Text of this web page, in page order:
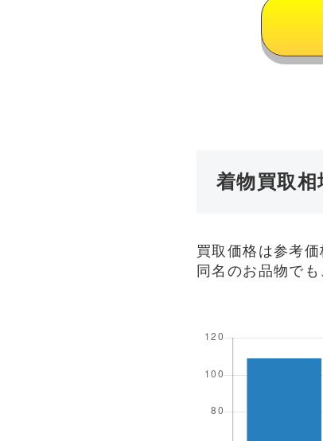
着物買取
買取価格は参考
同名のお品物で